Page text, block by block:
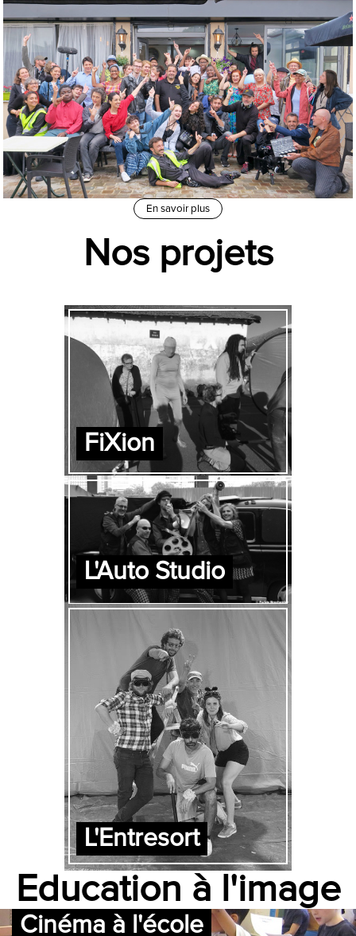
En savoir plus
Nos projets
FiXion
L'Auto Studio
L'Entresort
Education à l'image
Cinéma à l'école